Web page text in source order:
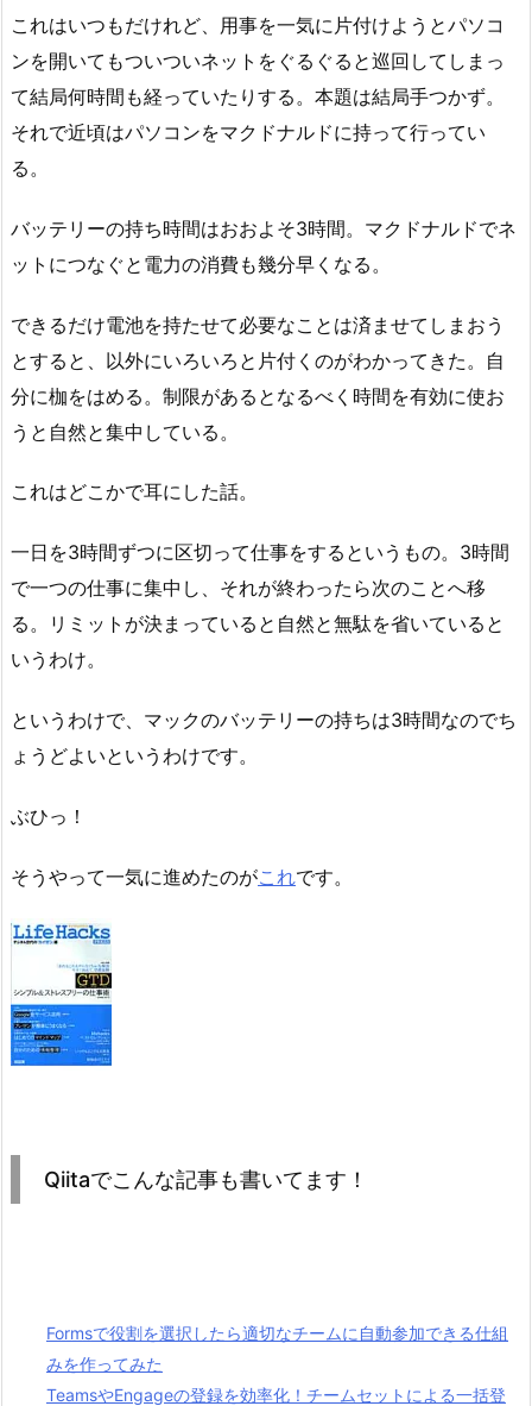
これはいつもだけれど、用事を一気に片付けようとパソコ
ンを開いてもついついネットをぐるぐると巡回してしまっ
て結局何時間も経っていたりする。本題は結局手つかず。
それで近頃はパソコンをマクドナルドに持って行ってい
る。
バッテリーの持ち時間はおおよそ3時間。マクドナルドでネ
ットにつなぐと電力の消費も幾分早くなる。
できるだけ電池を持たせて必要なことは済ませてしまおう
とすると、以外にいろいろと片付くのがわかってきた。自
分に枷をはめる。制限があるとなるべく時間を有効に使お
うと自然と集中している。
これはどこかで耳にした話。
一日を3時間ずつに区切って仕事をするというもの。3時間
で一つの仕事に集中し、それが終わったら次のことへ移
る。リミットが決まっていると自然と無駄を省いていると
いうわけ。
というわけで、マックのバッテリーの持ちは3時間なのでち
ょうどよいというわけです。
ぶひっ！
そうやって一気に進めたのがこれです。
Qiitaでこんな記事も書いてます！
Formsで役割を選択したら適切なチームに自動参加できる仕組
みを作ってみた
TeamsやEngageの登録を効率化！チームセットによる一括登